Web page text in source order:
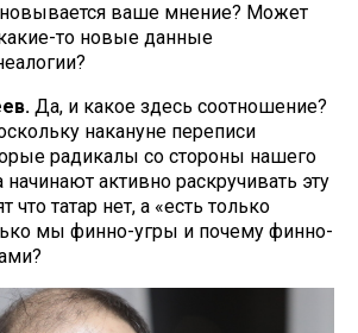
ваше мнение? Может
то новые данные
Да, и какое здесь соотношение?
накануне переписи
радикалы со стороны нашего
начинают активно раскручивать эту
что татар нет, а «есть только
мы финно-угры и почему финно-